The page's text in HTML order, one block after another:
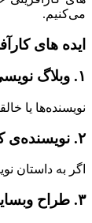
می‌کنیم.
ایده های
۱. وبلاگ نویسی
نویسنده‌ها یا
۲. نویسنده‌ی کتاب الکترونیکی
اگر به داستان
۳. طراح وبسایت